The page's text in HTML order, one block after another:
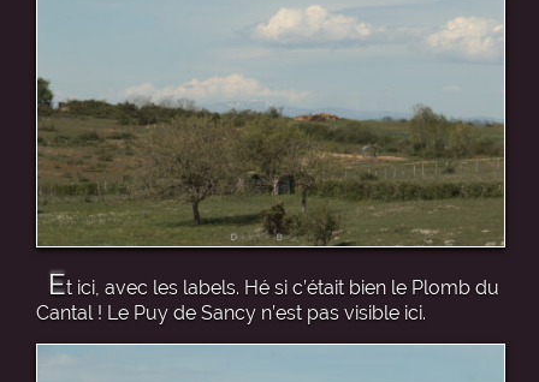
Et ici, avec les labels. Hé si c’était bien le Plomb du
Cantal ! Le Puy de Sancy n’est pas visible ici.